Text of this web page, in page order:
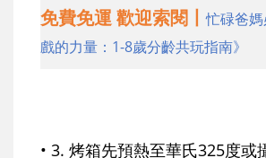
免費免運 歡迎索閱丨忙碌爸
戲的力量：1-8歲分齡共玩指南》
• 3. 烤箱先預熱至華氏325度或